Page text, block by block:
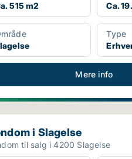
515 m2
Ca.
Type
Mere info
i Slagelse
i Slagelse
til salg i 4200 Slagelse